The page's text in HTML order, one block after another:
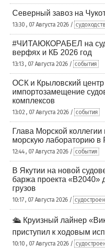
Северный завоз на
13:30 , 07 Августа 2026 /
#ЧИТАЮКОРАБЕЛ на
верфях и КБ 2026 год
13:13 , 07 Августа 2026 / события
ОСК и Крыловский центр
импортозамещение
комплексов
13:02 , 07 Августа 2026 / события
Глава Морской
морскую лабораторию
12:44 , 07 Августа 2026 / события
В Якутии на новой
баржа проекта «В2040»
грузов
10:17 , 07 Августа 2026 /
🛳️ Круизный лайнер
приступил к ходовым
10:10 , 07 Августа 2026 /